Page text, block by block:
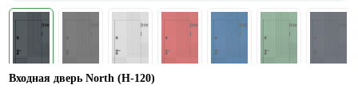
Входная дверь North (Н-120)